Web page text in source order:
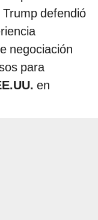
defendió
negociación
para
en